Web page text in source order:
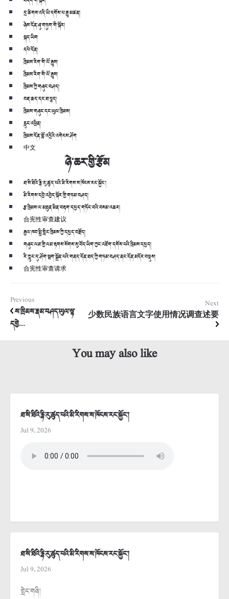
དྲ་ཚིགས་འདི་ཡི་དགོས་པ་རྒྱུ་མཚན།
ཉེས་དོན་ཞུ་གཏུག་གི་སྐོར།
སྐད་ཡིག
དཔེ་དོན།
ཁྲིམས་རིག་གི་ལོ་རྒྱུས།
ཁྲིམས་རིག་གི་ལོ་རྒྱུས།
ཁྲིམས་ཀྱི་གཞུང་བཤད།
བརྡ་ཆད་དང་ཐ་སྙད།
ཁྲིམས་གཞུང་དང་ཡུལ་ཁྲིམས།
རླུང་འཕྲིན།
ཁྲིམས་དོན་བློ་འདྲིའི་འགེངས་ཤོག
中文
ཉེ་ཆར་གྱི་རྩོམ
ཐ་སི་ཐིའི་རྙི་རུ་ཚུད་པའི་མི་རིགས་ས་ཁོངས་རང་སྐྱོང་།
མི་རིགས་དབྱེ་འབྱེད་སྐོར་གྱི་གཏམ་བཤད།
རྩ་ཁྲིམས་ལ་མཐུན་མིན་བརྟག་དཔྱད་གཏོང་བའི་བསམ་འཆར།
合宪性审查建议
རྒྱལ་ཁབ་སྤྱི་གླིང་ཁྲིམས་ཀྱི་དཔྱད་བརྗོད།
གཞུང་ལམ་གྱི་ལམ་རྟགས་སོགས་སུ་བོད་ཡིག་ཀྱང་འཇོག་དགོས་པའི་ཁྲིམས་དཔྱད།
རི་ཀླུང་དུ་ཤོག་སྦག་སྒྲོན་པའི་གནད་དོན་ཐད་ཀྱི་གཏམ་བཤད་ནང་དོན་མདོར་བསྡུས།
合宪性审查请求
Previous
ས་ཁྲིམས་རྣམ་བཤད་ཡུལ་ལྷ་
དགྱེ...
Next
少数民族语言文字使用情况调查述要
You may also like
ཐ་སི་ཐིའི་རྙི་རུ་ཚུད་པའི་མི་རིགས་ས་ཁོངས་རང་སྐྱོང་།
Jul 9, 2026
ཐ་སི་ཐིའི་རྙི་རུ་ཚུད་པའི་མི་རིགས་ས་ཁོངས་རང་སྐྱོང་།
Jul 9, 2026
གླེང་གཞི།